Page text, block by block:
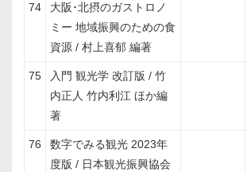
74
大阪･北摂のガストロノ
ミー 地域振興のための食
資源 / 村上喜郁 編著
75
入門 観光学 改訂版 / 竹
内正人 竹内利江 ほか編
著
76
数字でみる観光 2023年
度版 / 日本観光振興協会